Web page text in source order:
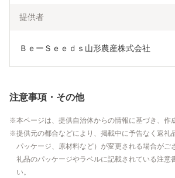
提供者
ＢｅーＳｅｅｄｓ山形農産株式会社
注意事項・その他
本ページは、提供自治体からの情報に基づき、作
提供元の都合などにより、掲載中に予告なく返礼
パッケージ、原材料など）が変更される場合がご
礼品のパッケージやラベルに記載されている注意
い。